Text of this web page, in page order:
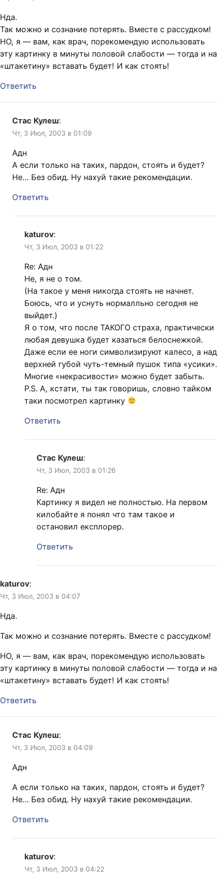
Нда.
Так можно и сознание потерять. Вместе с рассудком!
НО, я — вам, как врач, порекомендую использовать
эту картинку в минуты половой слабости — тогда и на
«штакетину» вставать будет! И как стоять!
Ответить
Стас Кулеш:
Чт, 3 Июл, 2003 в 01:09
Адн
А если только на таких, пардон, стоять и будет?
Не… Без обид. Ну нахуй такие рекомендации.
Ответить
katurov:
Чт, 3 Июл, 2003 в 01:22
Re: Адн
Не, я не о том.
(На такое у меня никогда стоять не начнет.
Боюсь, что и уснуть нормалльно сегодня не
выйдет.)
Я о том, что после ТАКОГО страха, практически
любая девушка будет казаться белоснежкой.
Даже если ее ноги символизируют калесо, а над
верхней губой чуть-темный пушок типа «усики».
Многие «некрасивости» можно будет забыть.
P.S. А, кстати, ты так говоришь, словно тайком
таки посмотрел картинку
Ответить
Стас Кулеш:
Чт, 3 Июл, 2003 в 01:26
Re: Адн
Картинку я видел не полностью. На первом
килобайте я понял что там такое и
остановил експлорер.
Ответить
katurov:
Чт, 3 Июл, 2003 в 04:07
Нда.
Так можно и сознание потерять. Вместе с рассудком!
НО, я — вам, как врач, порекомендую использовать
эту картинку в минуты половой слабости — тогда и на
«штакетину» вставать будет! И как стоять!
Ответить
Стас Кулеш:
Чт, 3 Июл, 2003 в 04:09
Адн
А если только на таких, пардон, стоять и будет?
Не… Без обид. Ну нахуй такие рекомендации.
Ответить
katurov:
Чт, 3 Июл, 2003 в 04:22